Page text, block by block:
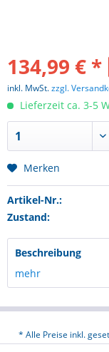
134,99 € *
inkl. MwSt.zzgl.
Lieferzeit ca. 3-5
Merken
Artikel-Nr.:
Zustand:
Beschreibung
mehr
* Alle Preise inkl.